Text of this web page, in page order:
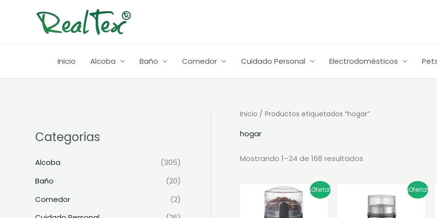
Inicio Alcoba Baño Comedor Cuidado Personal Electrodomésticos
Categorías
Alcoba
(305)
Baño
(20)
Comedor
(2)
Inicio / Productos etiquetados “hogar”
hogar
Mostrando 1–24 de 168 resultados
Ordenado
por
¡Oferta!
El
precio
original
era:
precio
actual
es:
¡Oferta!
precio
original
era:
precio